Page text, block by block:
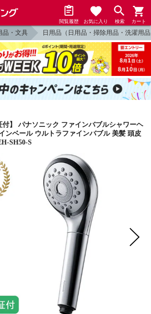
閲覧履歴 お気に入り 検索 カート
品・文具 日用品（日用品・掃除用品・洗濯用
付】 パナソニック ファインバブルシャワーヘ
ンベール ウルトラファインバブル 美髪 頭皮
SH50-S